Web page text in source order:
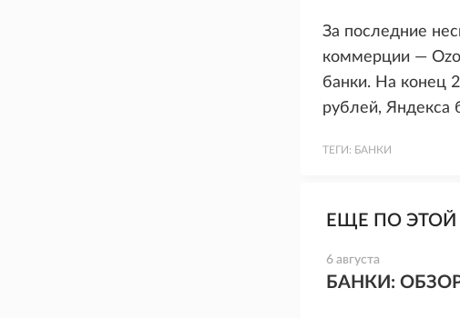
За последние
коммерции —
банки. На конец
рублей, Яндекса
ТЕГИ: БАНКИ
ЕЩЕ ПО ЭТОЙ
6 августа
БАНКИ: